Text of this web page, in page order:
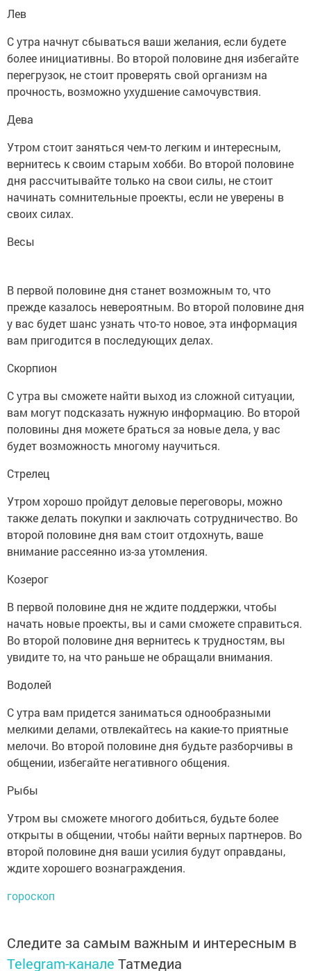
Лев
С утра начнут сбываться ваши желания, если будете
более инициативны. Во второй половине дня избегайте
перегрузок, не стоит проверять свой организм на
прочность, возможно ухудшение самочувствия.
Дева
Утром стоит заняться чем-то легким и интересным,
вернитесь к своим старым хобби. Во второй половине
дня рассчитывайте только на свои силы, не стоит
начинать сомнительные проекты, если не уверены в
своих силах.
Весы
В первой половине дня станет возможным то, что
прежде казалось невероятным. Во второй половине дня
у вас будет шанс узнать что-то новое, эта информация
вам пригодится в последующих делах.
Скорпион
С утра вы сможете найти выход из сложной ситуации,
вам могут подсказать нужную информацию. Во второй
половины дня можете браться за новые дела, у вас
будет возможность многому научиться.
Стрелец
Утром хорошо пройдут деловые переговоры, можно
также делать покупки и заключать сотрудничество. Во
второй половине дня вам стоит отдохнуть, ваше
внимание рассеянно из-за утомления.
Козерог
В первой половине дня не ждите поддержки, чтобы
начать новые проекты, вы и сами сможете справиться.
Во второй половине дня вернитесь к трудностям, вы
увидите то, на что раньше не обращали внимания.
Водолей
С утра вам придется заниматься однообразными
мелкими делами, отвлекайтесь на какие-то приятные
мелочи. Во второй половине дня будьте разборчивы в
общении, избегайте негативного общения.
Рыбы
Утром вы сможете многого добиться, будьте более
открыты в общении, чтобы найти верных партнеров. Во
второй половине дня ваши усилия будут оправданы,
ждите хорошего вознаграждения.
гороскоп
Следите за самым важным и интересным в
Telegram-канале Татмедиа